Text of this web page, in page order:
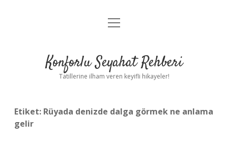
Anasayfa
Yasal Uyarı
menüyü
Konforlu Seyahat Rehberi
Tatillerine ilham veren keyifli hikayeler!
Etiket: Rüyada denizde dalga görmek ne anlama
gelir